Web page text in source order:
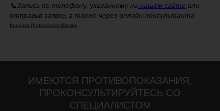
📞Запись по телефону, указанному на нашем сайте или
отправив заявку, а также через онлайн-консультанта
Клиника Professional-Москва
ИМЕЮТСЯ ПРОТИВОПОКАЗАНИЯ,
ПРОКОНСУЛЬТИРУЙТЕСЬ СО
СПЕЦИАЛИСТОМ